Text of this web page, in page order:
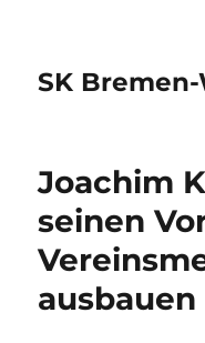
SK Bremen-
Joachim
seinen
ausbauen